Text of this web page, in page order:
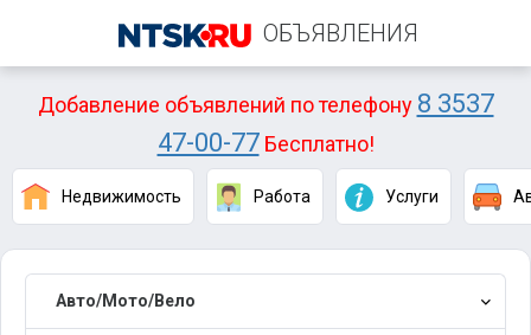
ОБЪЯВЛЕНИЯ
Добавление объявлений по телефону 8 3537
47-00-77Бесплатно!
Недвижимость Работа Услуги
Авто/Мото/Вело